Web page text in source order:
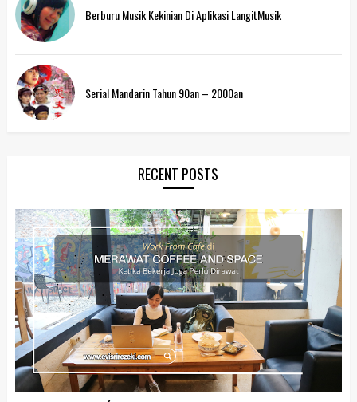
Berburu Musik Kekinian Di Aplikasi LangitMusik
Serial Mandarin Tahun 90an – 2000an
RECENT POSTS